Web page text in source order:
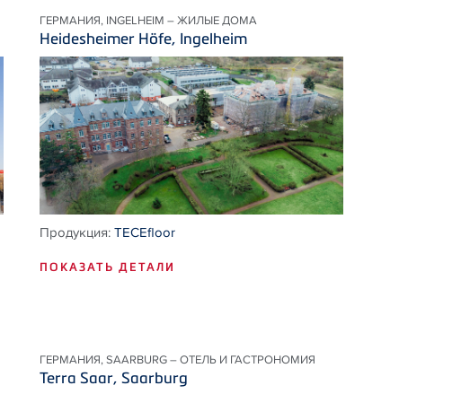
ГЕРМАНИЯ, INGELHEIM – ЖИЛЫЕ ДОМА
Heidesheimer Höfe, Ingelheim
Продукция:TECEfloor
ПОКАЗАТЬ ДЕТАЛИ
ГЕРМАНИЯ, SAARBURG – ОТЕЛЬ И ГАСТРОНОМИЯ
Terra Saar, Saarburg